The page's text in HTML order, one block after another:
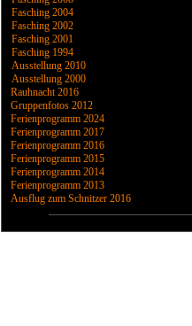
Fasching 2004
Fasching 2002
Fasching 2001
Fasching 1994
Ausstellung 2010
Ausstellung 2000
Rauhnacht 2016
Gruppenfotos 2012
Ferienprogramm 2024
Ferienprogramm 2017
Ferienprogramm 2016
Ferienprogramm 2015
Ferienprogramm 2014
Ferienprogramm 2013
Ausflug zum Schnitzer 2016